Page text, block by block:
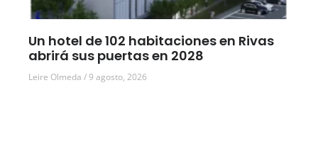
Un hotel de 102 habitaciones en Rivas
abrirá sus puertas en 2028
Leire Olmeda 9 agosto, 2026